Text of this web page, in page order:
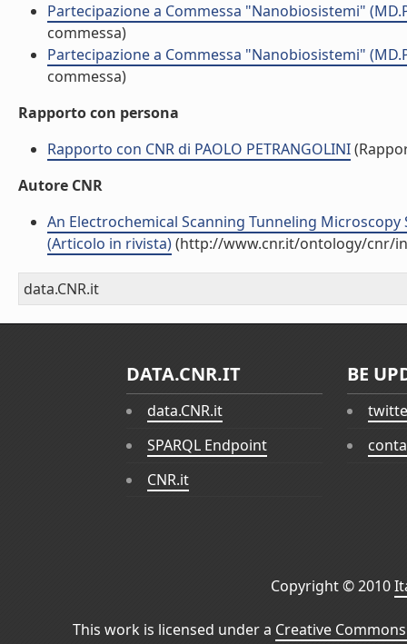
Partecipazione a Commessa "Nanobiosistemi"
commessa)
Partecipazione a Commessa "Nanobiosistemi"
commessa)
Rapporto con persona
Rapporto con CNR di PAOLO PETRANGOLINI
Autore CNR
An Electrochemical Scanning Tunneling
(Articolo in rivista)(http://www.cnr.it/ontology/cnr/
data.CNR.it
DATA.CNR.IT
data.CNR.it
SPARQL Endpoint
CNR.it
BE
Copyright © 2010
This work is licensed under a Creative